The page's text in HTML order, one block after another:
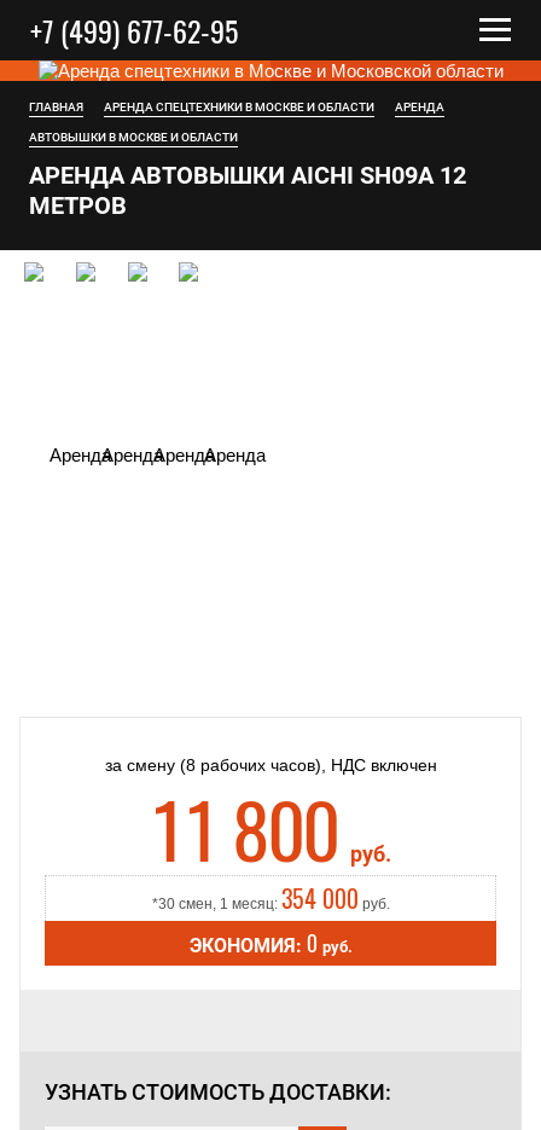
+7 (499) 677-62-95
ГЛАВНАЯ АРЕНДА СПЕЦТЕХНИКИ В МОСКВЕ И ОБЛАСТИ АРЕНДА
АВТОВЫШКИ В МОСКВЕ И ОБЛАСТИ
АРЕНДА АВТОВЫШКИ AICHI SH09A 12
МЕТРOВ
11 800руб.
за смену (8 рабочих часов), НДС включен
*30 смен, 1 месяц: 354 000 руб.
ЭКОНОМИЯ: 0 руб.
УЗНАТЬ СТОИМОСТЬДОСТАВКИ: